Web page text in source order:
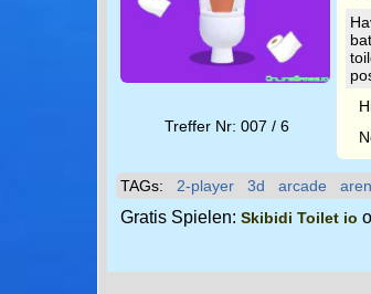
Treffer Nr: 007 / 6
TAGs: 2-player 3d arcade
Gratis Spielen: Skibidi Toilet io